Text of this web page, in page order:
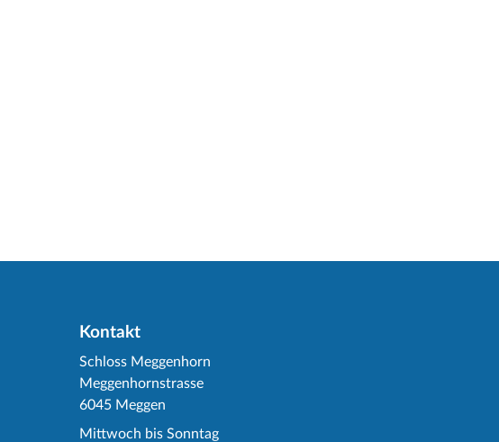
Kontakt
Schloss Meggenhorn
Meggenhornstrasse
6045 Meggen
Mittwoch bis Sonntag